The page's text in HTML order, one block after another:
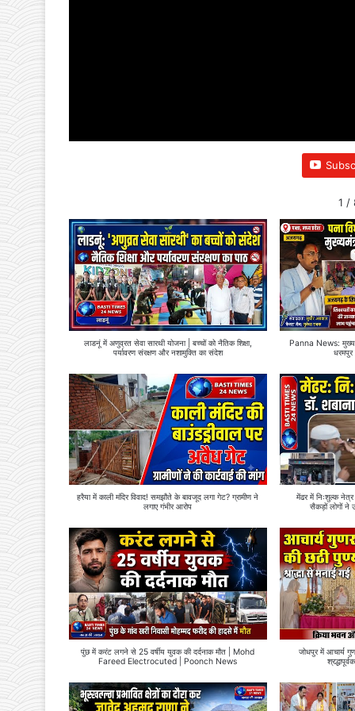
1 /
लाडनूं में अणुव्रत सेवा सारथी योजना | बच्चों को नैतिक शिक्षा,
पर्यावरण संरक्षण और नशामुक्ति का संदेश
Panna News:
धरमपुर
हरैया में काली मंदिर विवाद! समझौते के बावजूद लगा गेट? ग्रामीण ने
लगाए गंभीर आरोप
मेंढर में निःशुल्क नेत्र
सैकड़ों लोगों ने
पुंछ में करंट लगने से 25 वर्षीय युवक की दर्दनाक मौत | Mohd
Fareed Electrocuted | Poonch News
जोधपुर में आचार्य